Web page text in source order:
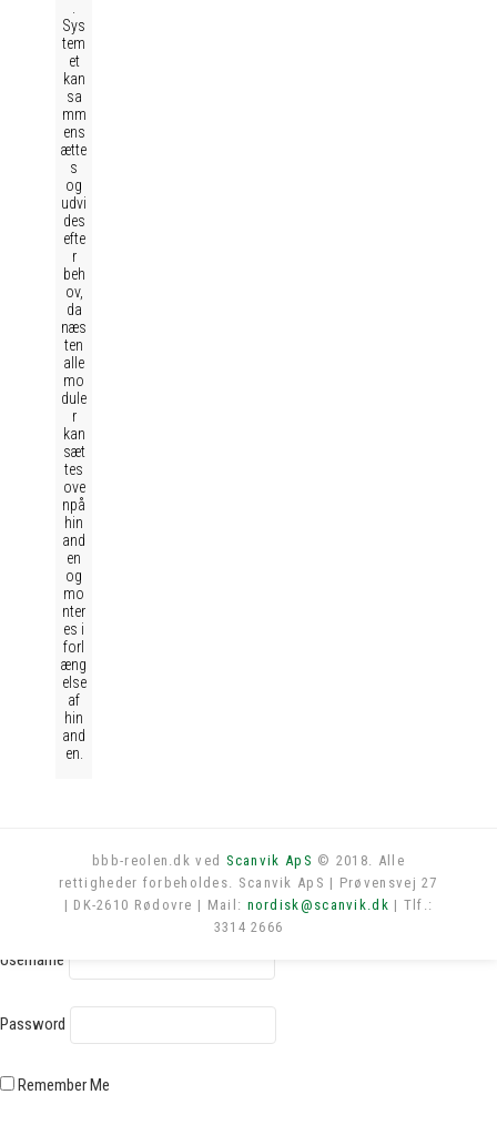
Sys
tem
et
kan
sa
mm
ens
ætte
s
og
udvi
des
efte
r
beh
ov,
da
næs
ten
alle
mo
dule
r
kan
sæt
tes
ove
npå
hin
and
en
og
mo
nter
es i
forl
æng
else
af
hin
and
en.
bbb-reolen.dk ved Scanvik ApS © 2018. Alle
rettigheder forbeholdes. Scanvik ApS | Prøvensvej 27
| DK-2610 Rødovre | Mail: nordisk@scanvik.dk | Tlf.:
3314 2666
Log in
Username
Password
Remember Me